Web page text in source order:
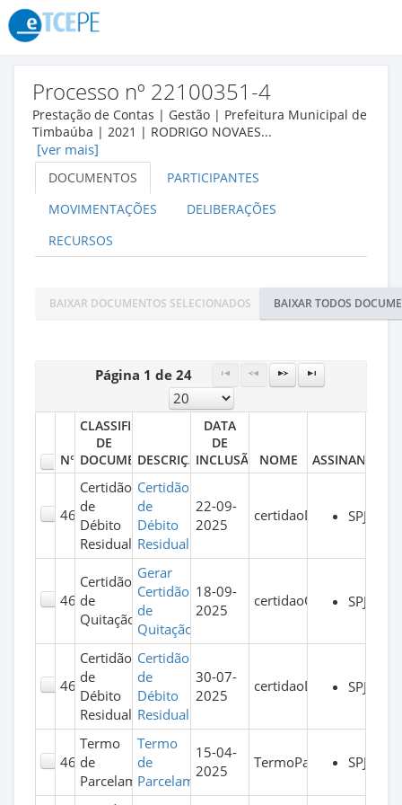
Processo nº 22100351-4
Prestação de Contas | Gestão | Prefeitura Municipal de
Timbaúba | 2021 | RODRIGO NOVAES...
[ver mais]
DOCUMENTOS
PARTICIPANTES
MOVIMENTAÇÕES
DELIBERAÇÕES
RECURSOS
BAIXAR DOCUMENTOS SELECIONADOS BAIXAR TODOS
Página 1 de 24
N°
CLASSIFICAÇÃO
DE
DOCUMENTODESCRIÇÃO
DATA
DE
INCLUSÃO
NOME ASSINANTES
466
Certidão
de
Débito
Residual
Certidão
de
Débito
Residual
22-09-
2025
certidaoDebito.pdf
SPJ
465
Certidão
de
Quitação
Gerar
Certidão
de
Quitação
18-09-
2025
certidaoQuitacao.pdf
SPJ
464
Certidão
de
Débito
Residual
Certidão
de
Débito
Residual
30-07-
2025
certidaoDebito.pdf
SPJ
463
Termo
de
Parcelamento
Termo
de
Parcelamento
15-04-
2025
SPJ